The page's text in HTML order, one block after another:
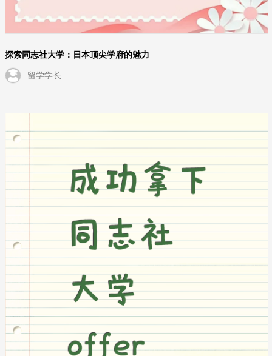
探索同志社大学：日本顶尖学府的魅力
留学学长